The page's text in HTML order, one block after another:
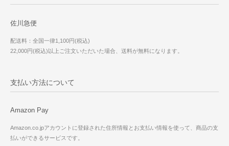
佐川急便
配送料：全国一律1,100円(税込)
22,000円(税込)以上ご注文いただいた場合、送料が無料になります。
支払い方法について
Amazon Pay
Amazon.co.jpアカウントに登録された住所情報とお支払い情報を使って、商品の支
払いができるサービスです。